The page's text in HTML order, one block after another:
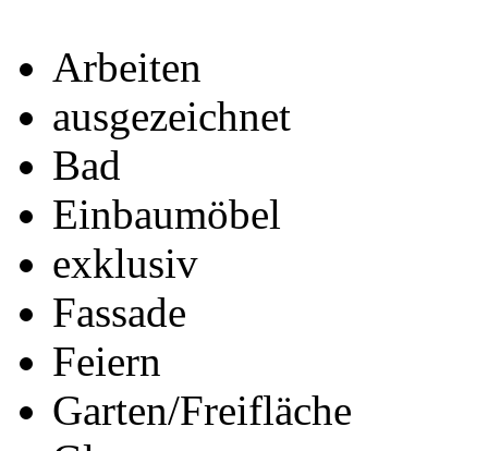
Arbeiten
ausgezeichnet
Bad
Einbaumöbel
exklusiv
Fassade
Feiern
Garten/Freifläche